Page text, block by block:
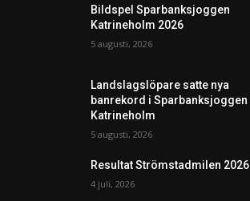
Bildspel Sparbanksjoggen
Katrineholm 2026
5 augusti, 2026
Landslagslöpare satte nya
banrekord i Sparbanksjoggen
Katrineholm
5 augusti, 2026
Resultat Strömstadmilen 2026
4 juli, 2026